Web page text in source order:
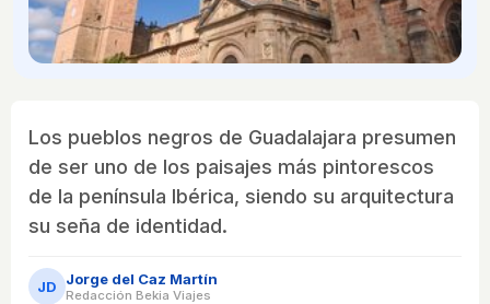
Los pueblos negros de Guadalajara presumen
de ser uno de los paisajes más pintorescos
de la península Ibérica, siendo su arquitectura
su seña de identidad.
JD Jorge del Caz Martín
Redacción Bekia Viajes